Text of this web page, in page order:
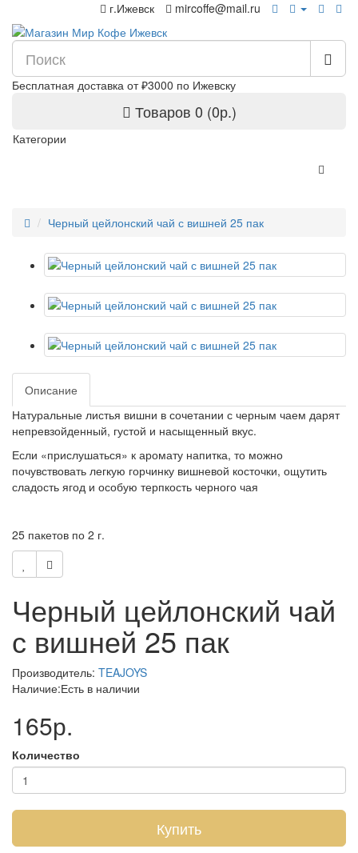
г.Ижевск mircoffe@mail.ru
Бесплатная доставка от ₽3000 по Ижевску
Товаров 0 (0р.)
Категории
Черный цейлонский чай с вишней 25 пак
Описание
Натуральные листья вишни в сочетании с черным чаем дарят
непревзойденный, густой и насыщенный вкус.
Если «прислушаться» к аромату напитка, то можно
почувствовать легкую горчинку вишневой косточки, ощутить
сладость ягод и особую терпкость черного чая
25 пакетов по 2 г.
Черный цейлонский чай
с вишней 25 пак
Производитель: TEAJOYS
Наличие:Есть в наличии
165р.
Количество
Купить